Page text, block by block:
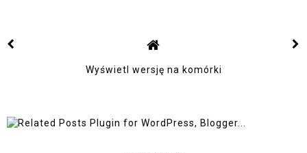
Wyświetl wersję na komórki